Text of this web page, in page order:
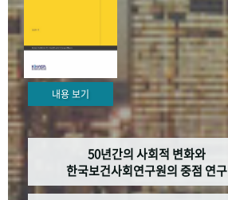
VR 역사관
내용 보기
50년간의 사회적 변화와
한국보건사회연구원의 중점 연구